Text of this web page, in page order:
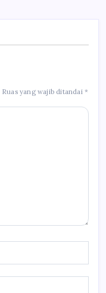
Ruas yang wajib ditandai*